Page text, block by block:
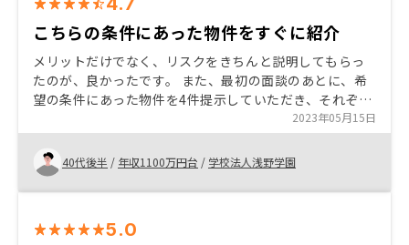
こちらの条件にあった物件をすぐに紹介
メリットだけでなく、リスクをきちんと説明してもらっ
たのが、良かったです。 また、最初の面談のあとに、希
望の条件にあった物件を4件提示していただき、それぞれ
の特徴を丁寧に説明してもらい、考える材料をいただけ
たことです。 管理プランの料金がもう少し安いといいな
と思います。
2023年05月15日
40代後半 / 年収1100万円台 / 学校法人浅野学園
5.0